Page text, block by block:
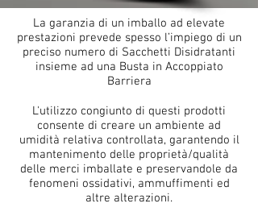
La garanzia di un imballo ad elevate
prestazioni prevede spesso l’impiego di un
preciso numero di Sacchetti Disidratanti
insieme ad una Busta in Accoppiato
Barriera
L'utilizzo congiunto di questi prodotti
consente di creare un ambiente ad
umidità relativa controllata, garantendo il
mantenimento delle proprietà/qualità
delle merci imballate e preservandole da
fenomeni ossidativi, ammuffimenti ed
altre alterazioni.